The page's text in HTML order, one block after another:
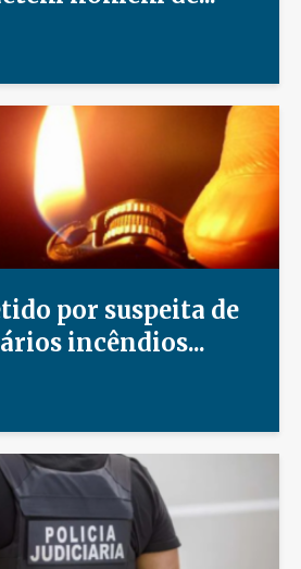
por suspeita de
incêndios...